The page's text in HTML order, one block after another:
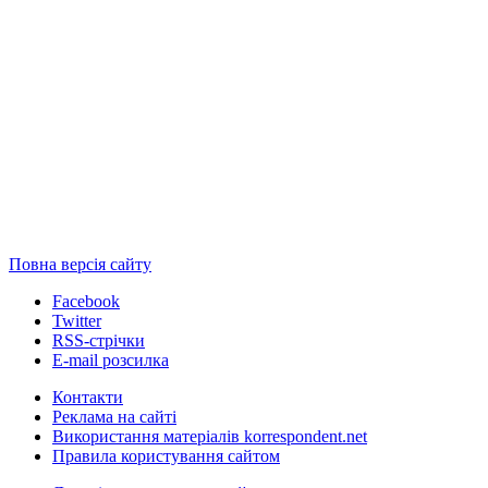
Повна версія сайту
Facebook
Twitter
RSS-стрічки
E-mail розсилка
Контакти
Реклама на сайті
Використання матеріалів korrespondent.net
Правила користування сайтом